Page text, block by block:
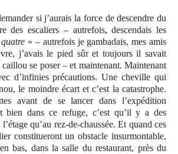
si j’aurais la force de descendre du
des escaliers – autrefois, descendais les
» – autrefois je gambadais, mes amis
j’avais le pied sûr et toujours il savait
se poser – et maintenant. Maintenant
d’infinies précautions. Une cheville qui
le moindre écart et c’est la catastrophe.
avant de se lancer dans l’expédition
bien dans ce refuge, c’est qu’il y a des
qu’au rez-de-chaussée. Et quand ces
constitueront un obstacle insurmontable,
bas, dans la salle du restaurant, près du